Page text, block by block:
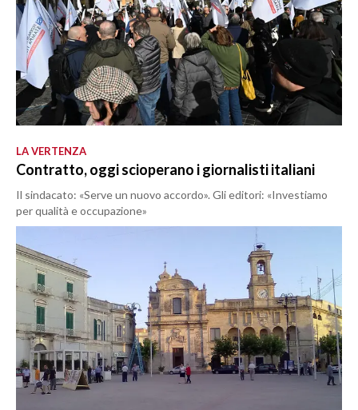
LA VERTENZA
Contratto, oggi scioperano i giornalisti italiani
Il sindacato: «Serve un nuovo accordo». Gli editori: «Investiamo
per qualità e occupazione»